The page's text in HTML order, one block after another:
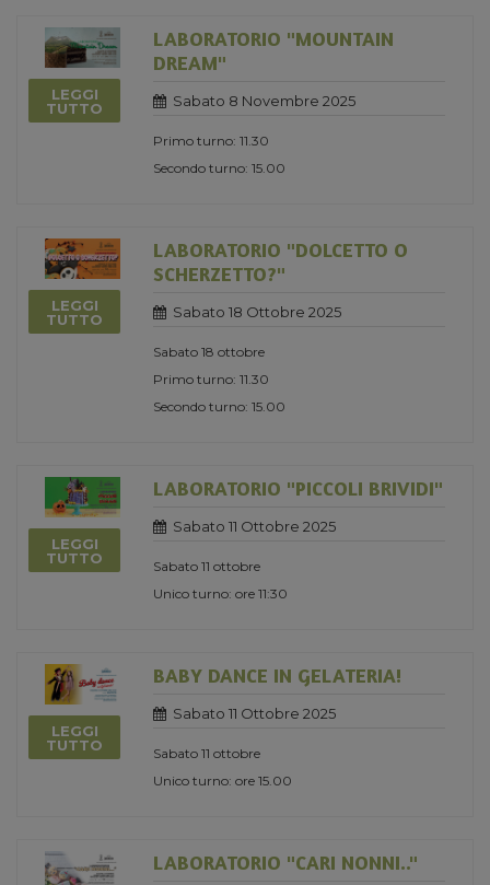
LEGGI
TUTTO
LABORATORIO "MOUNTAIN
DREAM"
Sabato 8 Novembre 2025
Primo turno: 11.30
Secondo turno: 15.00
LEGGI
TUTTO
LABORATORIO "DOLCETTO O
SCHERZETTO?"
Sabato 18 Ottobre 2025
Sabato 18 ottobre
Primo turno: 11.30
Secondo turno: 15.00
LEGGI
TUTTO
LABORATORIO "PICCOLI BRIVIDI"
Sabato 11 Ottobre 2025
Sabato 11 ottobre
Unico turno: ore 11:30
LEGGI
TUTTO
BABY DANCE IN GELATERIA!
Sabato 11 Ottobre 2025
Sabato 11 ottobre
Unico turno: ore 15.00
LABORATORIO "CARI NONNI.."